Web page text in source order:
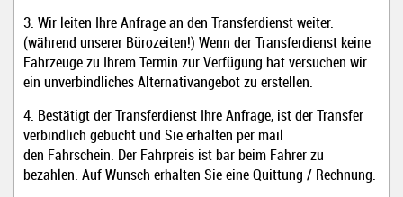
3. Wir leiten Ihre Anfrage an den Transferdienst weiter.
(während unserer Bürozeiten!) Wenn der Transferdienst keine
Fahrzeuge zu Ihrem Termin zur Verfügung hat versuchen wir
ein unverbindliches Alternativangebot zu erstellen.
4. Bestätigt der Transferdienst Ihre Anfrage, ist der Transfer
verbindlich gebucht und Sie erhalten per mail
den Fahrschein. Der Fahrpreis ist bar beim Fahrer zu
bezahlen. Auf Wunsch erhalten Sie eine Quittung / Rechnung.